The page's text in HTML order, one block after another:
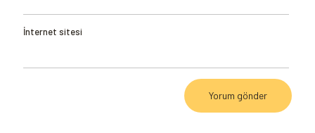
İnternet sitesi